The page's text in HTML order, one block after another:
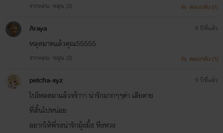
จากตอน: หมุน (3) ตอบกลับ (1)
Araya
หลุดมาดแล้วคุณ55555
จากตอน: หมุน (3)
9 ปีที่แล้ว
ตอบกลับ (1)
petcha-xyz
ไปโหลดมาแล้วจร้าาา น่ารักมากๆๆค่า เสียดาย
ที่สั้นไปหน่อย
อยากให้พี่รงน่ารักมุ้งมิ้ง หึงหวง
9 ปีที่แล้ว